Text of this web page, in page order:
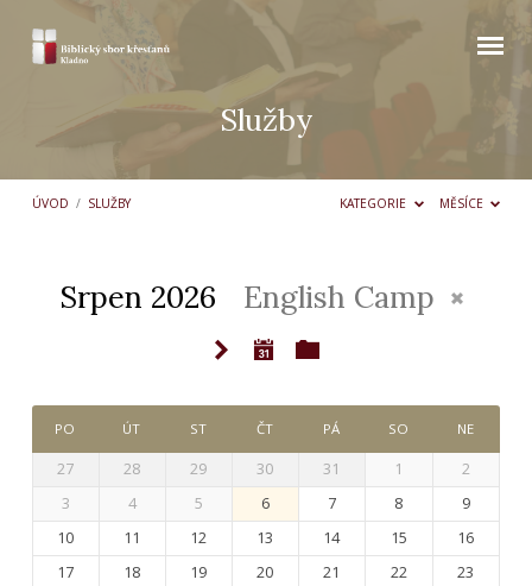
Služby
ÚVOD / SLUŽBY KATEGORIE MĚSÍCE
Služby
Srpen 2026 English Camp
PO ÚT ST ČT PÁ SO NE
27 28 29 30 31 1
2
3
4 5 6 7 8
9
10
11 12 13 14 15
16
17
18 19 20 21 22
23